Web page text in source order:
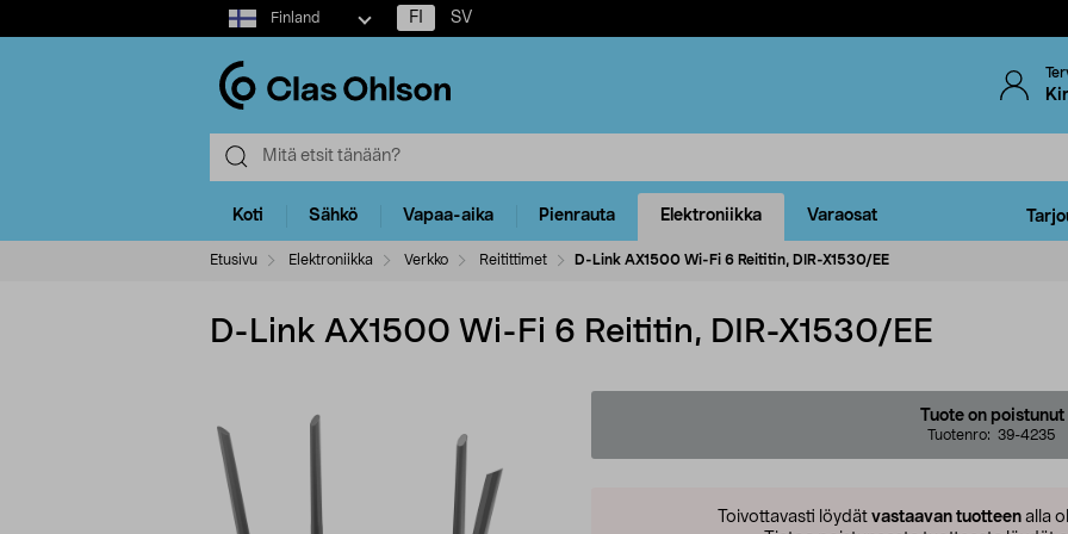
Select
market
Finland FI SV
Koti Sähkö Vapaa-aika Pienrauta Elektroniikka Varaosat
Etusivu Elektroniikka Verkko Reitittimet D-Link AX1500 Wi-Fi 6 Reititin, DIR-X1530/EE
D-Link AX1500 Wi-Fi 6 Reititin, DIR-X1530/EE
Tuote on poistunut
Tuotenro: 39-4235
Toivottavasti löydät vastaavan tuotteen alla